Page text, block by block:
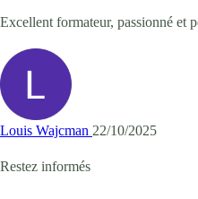
Excellent formateur, passionné et
Louis Wajcman 22/10/2025
Restez informés